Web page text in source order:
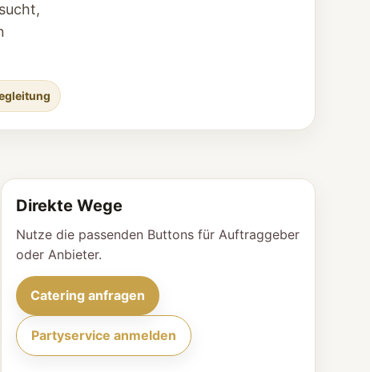
sucht,
Direkte Wege
Nutze die passenden Buttons für Auftraggeber
oder Anbieter.
Catering anfragen
Partyservice anmelden